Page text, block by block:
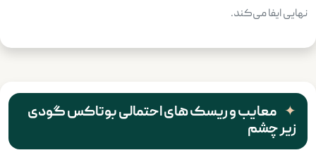
نهایی ایفا می‌کند.
معایب و ریسک های احتمالی بوتاکس گودی
زیر چشم